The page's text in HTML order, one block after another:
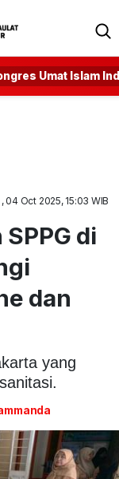
Umat Islam
04 Oct 2025, 15:03 WIB
di
dan
yang